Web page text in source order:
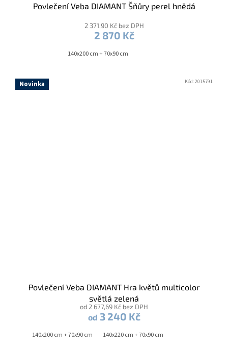
Povlečení Veba DIAMANT Šňůry perel hnědá
2 371,90 Kč bez DPH
2 870 Kč
140x200 cm + 70x90 cm
Novinka
Povlečení Veba DIAMANT Hra květů multicolor
světlá zelená
od 2 677,69 Kč bez DPH
od 3 240 Kč
140x200 cm + 70x90 cm 140x220 cm + 70x90 cm
Kód:2015791